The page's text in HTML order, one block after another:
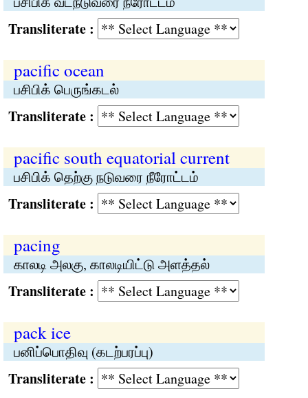
:
pacific ocean
பசிபிக் பெருங்கடல்
:
pacific south equatorial current
பசிபிக் தெற்கு நடுவரை நீரோட்டம்
:
pacing
காலடி அலகு, காலடியிட்டு அளத்தல்
:
pack ice
பனிப்பொதிவு (கடற்பரப்பு)
: